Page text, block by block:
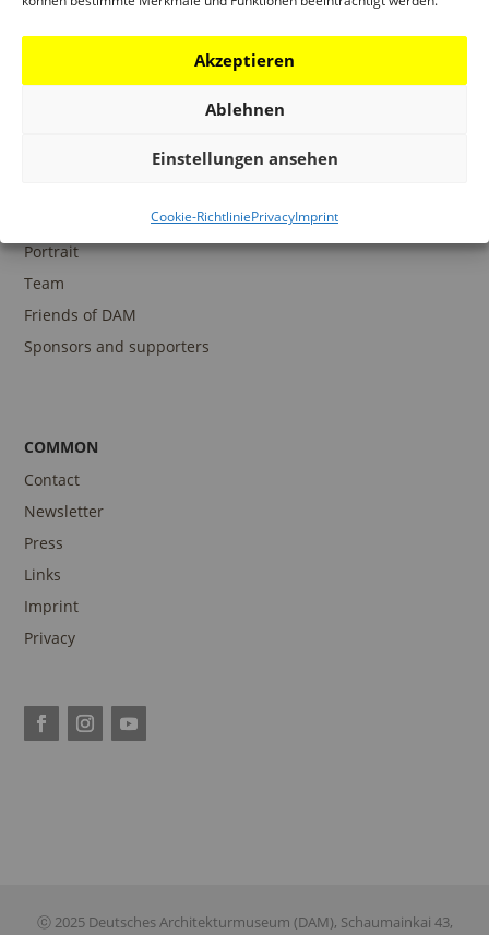
Akzeptieren
Ablehnen
Einstellungen ansehen
Cookie-RichtliniePrivacyImprint
DAM Digital Collection
Portrait
Team
Friends of DAM
Sponsors and supporters
COMMON
Contact
Newsletter
Press
Links
Imprint
Privacy
ⓒ 2025 Deutsches Architekturmuseum (DAM), Schaumainkai 43,